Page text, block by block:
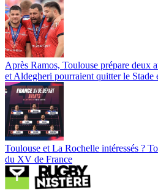
Après Ramos, Toulouse prépare deux
et Aldegheri pourraient quitter le Stade
Toulouse et La Rochelle intéressés ?
du XV de France